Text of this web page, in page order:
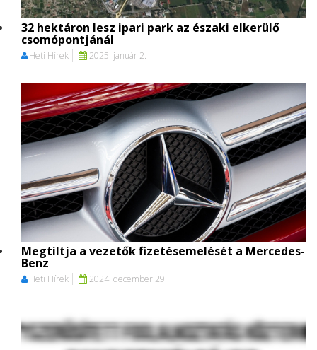
32 hektáron lesz ipari park az északi elkerülő
csomópontjánál
Heti Hírek 2025. január 2.
Megtiltja a vezetők fizetésemelését a Mercedes-
Benz
Heti Hírek 2024. december 29.